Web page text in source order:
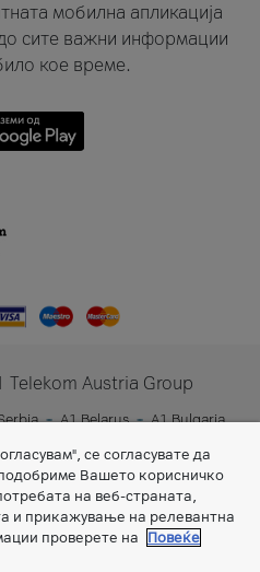
мобилна апликација
сите важни информации
кое време.
Telekom Austria Group
A1 Belarus
A1 Bulgaria
A1 Digital
се согласувате да
Вашето корисничко
на веб-страната,
и прикажување на релевантна
проверете на
Повеќе